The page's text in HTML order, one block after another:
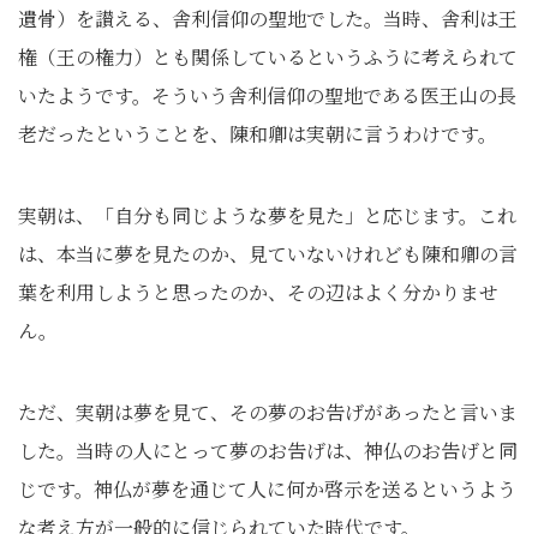
遺骨）を讃える、舎利信仰の聖地でした。当時、舎利は王
権（王の権力）とも関係しているというふうに考えられて
いたようです。そういう舎利信仰の聖地である医王山の長
老だったということを、陳和卿は実朝に言うわけです。
実朝は、「自分も同じような夢を見た」と応じます。これ
は、本当に夢を見たのか、見ていないけれども陳和卿の言
葉を利用しようと思ったのか、その辺はよく分かりませ
ん。
ただ、実朝は夢を見て、その夢のお告げがあったと言いま
した。当時の人にとって夢のお告げは、神仏のお告げと同
じです。神仏が夢を通じて人に何か啓示を送るというよう
な考え方が一般的に信じられていた時代です。